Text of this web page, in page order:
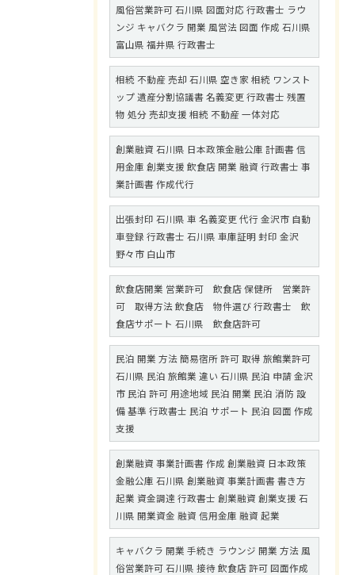
風俗営業許可 石川県 図面対応 行政書士 ラウ
ンジ キャバクラ 開業 風営法 図面 作成 石川県
富山県 福井県 行政書士
相続 不動産 売却 石川県 空き家 相続 ワンスト
ップ 遺産分割協議書 名義変更 行政書士 残置
物 処分 売却支援 相続 不動産 一体対応
創業融資 石川県 日本政策金融公庫 計画書 信
用金庫 創業支援 飲食店 開業 融資 行政書士 事
業計画書 作成代行
出張封印 石川県 車 名義変更 代行 金沢市 自動
車登録 行政書士 石川県 車庫証明 封印 金沢
野々市 白山市
飲食店開業 営業許可 飲食店 保健所 営業許
可 取得方法 飲食店 物件選び 行政書士 飲
食店サポート 石川県 飲食店許可
民泊 開業 方法 簡易宿所 許可 取得 旅館業許可
石川県 民泊 旅館業 違い 石川県 民泊 申請 金沢
市 民泊 許可 用途地域 民泊 開業 民泊 消防 設
備 基準 行政書士 民泊 サポート 民泊 図面 作成
支援
創業融資 事業計画書 作成 創業融資 日本政策
金融公庫 石川県 創業融資 事業計画書 書き方
起業 資金調達 行政書士 創業融資 創業支援 石
川県 開業資金 融資 信用金庫 融資 起業
キャバクラ 開業 手続き ラウンジ 開業 方法 風
俗営業許可 石川県 接待 飲食店 許可 図面作成